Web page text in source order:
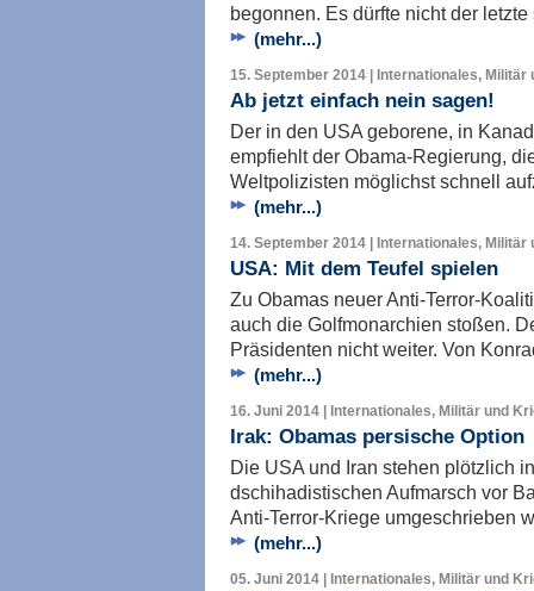
begonnen. Es dürfte nicht der
(mehr...)
15. September 2014 | Internationales, Militär
Ab jetzt einfach nein sagen!
Der in den USA geborene, in
empfiehlt der Obama-Regierung,
Weltpolizisten möglichst schnell
(mehr...)
14. September 2014 | Internationales, Militär
USA: Mit dem Teufel spielen
Zu Obamas neuer Anti-Terror-
auch die Golfmonarchien stoßen.
Präsidenten nicht weiter. Von
(mehr...)
16. Juni 2014 | Internationales, Militär und
Irak: Obamas persische Option
Die USA und Iran stehen plötzlich
dschihadistischen Aufmarsch vor
Anti-Terror-Kriege umgeschrieben
(mehr...)
05. Juni 2014 | Internationales, Militär und